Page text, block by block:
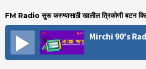
FM Radio सुरू करण्यासाठी खालील त्रिकोणी बटन
Mirchi 90's